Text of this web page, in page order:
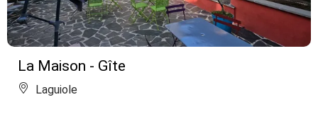
La Maison - Gîte
Laguiole